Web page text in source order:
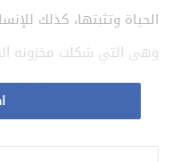
الحياة وتثبتها، كذلك
وهي التي شكلت مخزونه
وميّزته عن غيره من
والاستنتاج, وقد مرت
وكبيرة, وهذا ما يتعلق